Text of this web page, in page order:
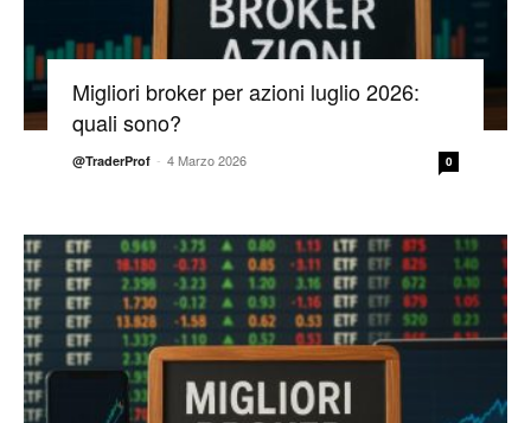
Migliori broker per azioni luglio 2026:
quali sono?
@TraderProf - 4 Marzo 2026 0